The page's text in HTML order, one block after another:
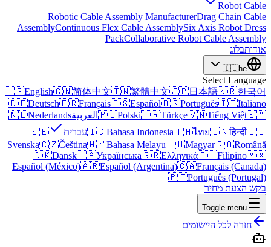
Robot Cable
Robotic Cable Assembly ManufacturerDrag Chain Cable
AssemblyContinuous Flex Cable AssemblySix Axis Robot Dress
PackCollaborative Robot Cable Assembly
אודותבלוג
🇮🇱he
Select Language
🇺🇸English🇨🇳简体中文🇹🇼繁體中文🇯🇵日本語🇰🇷한국어
🇩🇪Deutsch🇫🇷Français🇪🇸Español🇧🇷Português🇮🇹Italiano
🇵🇱Polski🇹🇷Türkçe🇻🇳Tiếng Việt🇸🇦 العربية 🇳🇱Nederlands
🇮🇩Bahasa Indonesia🇹🇭ไทย🇮🇳हिन्दी🇮🇱 עברית
🇸🇪
Svenska🇨🇿Čeština🇲🇾Bahasa Melayu🇭🇺Magyar🇷🇴Română
🇩🇰Dansk🇺🇦Українська🇬🇷Ελληνικά🇵🇭Filipino🇲🇽
Español (México)🇦🇷Español (Argentina)🇨🇦Français (Canada)
🇵🇹Português (Portugal)
בקש הצעת מחיר
Toggle menu
חזרה לכל היישומים